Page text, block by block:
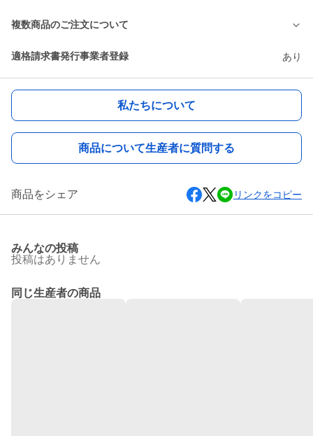
複数商品のご注文について
適格請求書発行事業者登録 あり
私たちについて
商品について生産者に質問する
商品をシェア リンクをコピー
みんなの投稿
投稿はありません
同じ生産者の商品